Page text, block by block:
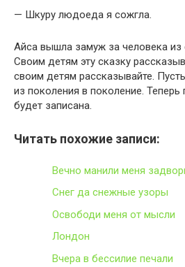
— Шкуру людоеда я сожгла.
Айса вышла замуж за человека из
Своим детям эту сказку
своим детям рассказывайте.
из поколения в поколение. Теперь
будет записана.
Читать похожие записи:
Вечно манили меня
Снег да снежные узоры
Освободи меня от мысли
Лондон
Вчера в бессилие печали